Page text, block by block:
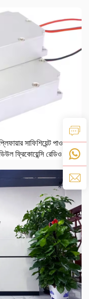
সাফিশিয়েন্ট পাওয়ার
ফ্রিকোয়েন্সি রেডিও